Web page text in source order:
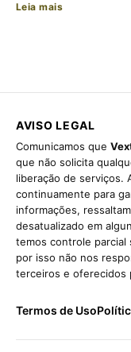
Leia mais
AVISO LEGAL
Comunicamos que
que não solicita
liberação de serviços.
continuamente para
informações,
desatualizado em
temos controle parcial
por isso não nos
terceiros e oferecidos
Termos de Uso